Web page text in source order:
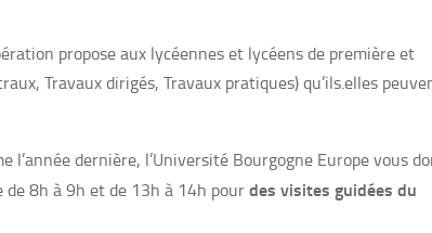
propose aux lycéennes et lycéens de première et
Travaux dirigés, Travaux pratiques) qu’ils.elles
l’année dernière, l’Université Bourgogne Europe vous
de 8h à 9h et de 13h à 14h pourdes visites guidées du